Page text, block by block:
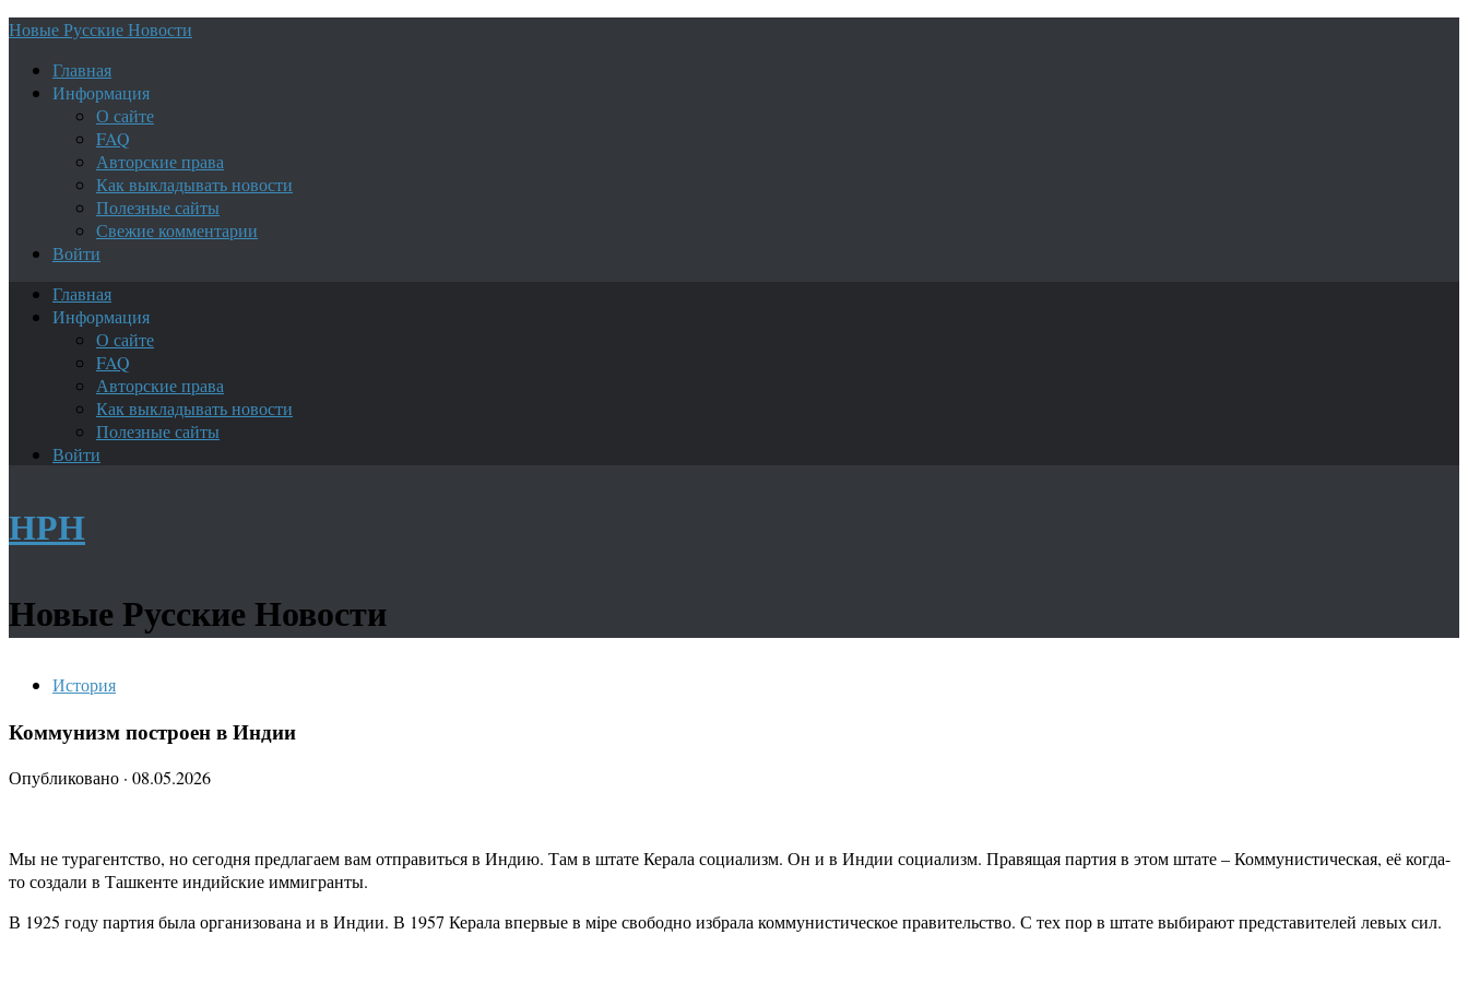
Новые Русские Новости
Главная
Информация
О сайте
FAQ
Авторские права
Как выкладывать новости
Полезные сайты
Свежие комментарии
Войти
Главная
Информация
О сайте
FAQ
Авторские права
Как выкладывать новости
Полезные сайты
Войти
НРН
Новые Русские Новости
История
Коммунизм построен в Индии
Опубликовано · 08.05.2026
Мы не турагентство, но сегодня предлагаем вам отправиться в Индию. Там в штате Керала социализм. Он и в Индии социализм. Правящая партия в этом штате – Коммунистическая, её когда-
то создали в Ташкенте индийские иммигранты.
В 1925 году партия была организована и в Индии. В 1957 Керала впервые в мiре свободно избрала коммунистическое правительство. С тех пор в штате выбирают представителей левых сил.